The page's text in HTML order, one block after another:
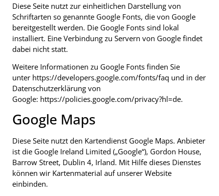
Diese Seite nutzt zur einheitlichen Darstellung von
Schriftarten so genannte Google Fonts, die von Google
bereitgestellt werden. Die Google Fonts sind lokal
installiert. Eine Verbindung zu Servern von Google findet
dabei nicht statt.
Weitere Informationen zu Google Fonts finden Sie
unter https://developers.google.com/fonts/faq und in der
Datenschutzerklärung von
Google: https://policies.google.com/privacy?hl=de.
Google Maps
Diese Seite nutzt den Kartendienst Google Maps. Anbieter
ist die Google Ireland Limited („Google“), Gordon House,
Barrow Street, Dublin 4, Irland. Mit Hilfe dieses Dienstes
können wir Kartenmaterial auf unserer Website
einbinden.